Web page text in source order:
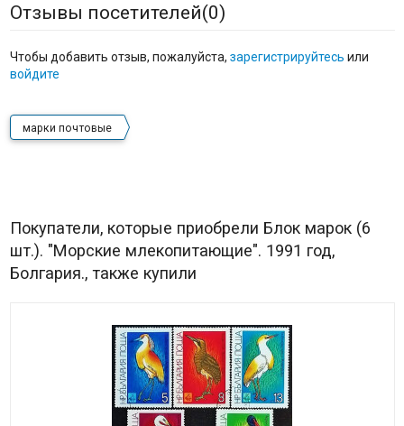
Отзывы посетителей(0)
Чтобы добавить отзыв, пожалуйста, зарегистрируйтесь или
войдите
марки почтовые
Покупатели, которые приобрели Блок марок (6
шт.). "Морские млекопитающие". 1991 год,
Болгария., также купили